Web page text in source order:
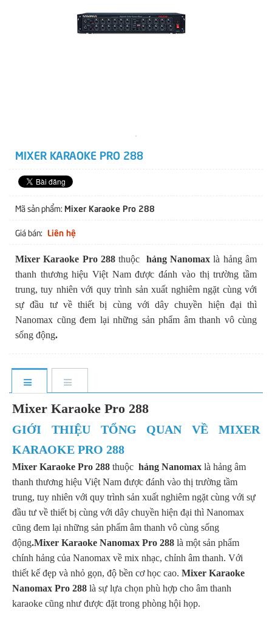
MIXER KARAOKE PRO 288
Mã sản phẩm: Mixer Karaoke Pro 288
Giá bán: Liên hệ
Mixer Karaoke Pro 288thuộc hảng Nanomax là hảng âm
thanh thương hiệu Việt Nam được đánh vào thị trường tầm
trung, tuy nhiên với quy trình sản xuất nghiêm ngặt cùng với
sự đầu tư về thiết bị cùng với dây chuyền hiện đại thì
Nanomax cũng đem lại những sản phẩm âm thanh vô cùng
sống động.
Mixer Karaoke Pro 288
GIỚI THIỆU TỔNG QUAN VỀ MIXER
KARAOKE PRO 288
Mixer Karaoke Pro 288 thuộc hảng Nanomax là hảng âm
thanh thương hiệu Việt Nam được đánh vào thị trường tầm
trung, tuy nhiên với quy trình sản xuất nghiêm ngặt cùng với sự
đầu tư về thiết bị cùng với dây chuyền hiện đại thì Nanomax
cũng đem lại những sản phẩm âm thanh vô cùng sống
động.Mixer Karaoke Nanomax Pro 288 là một sản phẩm
chính hảng của Nanomax về mix nhạc, chỉnh âm thanh. Với
thiết kế đẹp và nhỏ gọn, độ bền cơ học cao. Mixer Karaoke
Nanomax Pro 288 là sự lựa chọn phù hợp cho âm thanh
karaoke cũng như được đặt trong phòng hội họp.